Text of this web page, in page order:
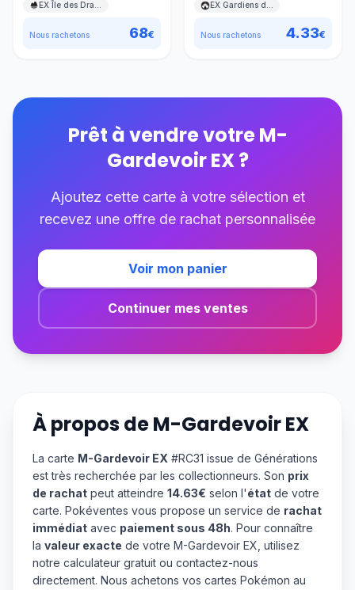
Nous rachetons 68€ Nous rachetons 4.33€
Prêt à vendre votreM-
Gardevoir EX?
Ajoutez cette carte à votre sélection et
recevez une offre de rachat personnalisée
Voir mon panier
Continuer mes ventes
À propos deM-Gardevoir EX
La carte M-Gardevoir EX #RC31 issue de Générations
est très recherchée par les collectionneurs. Son prix
de rachat peut atteindre 14.63€ selon l'état de votre
carte. Pokéventes vous propose un service de rachat
immédiat avec paiement sous 48h. Pour connaître
la valeur exacte de votre M-Gardevoir EX, utilisez
notre calculateur gratuit ou contactez-nous
directement. Nous achetons vos cartes Pokémon au